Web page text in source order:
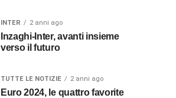
INTER 2 anni ago
Inzaghi-Inter, avanti insieme
verso il futuro
TUTTE LE NOTIZIE 2 anni ago
Euro 2024, le quattro favorite